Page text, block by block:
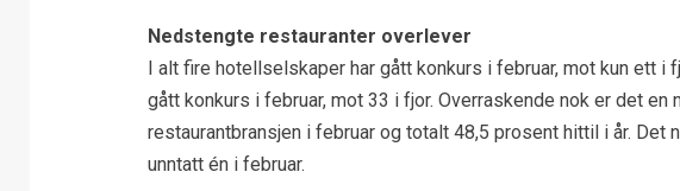
Nedstengte restauranter overlever
I alt fire hotellselskaper har gått konkurs i februar, mot kun ett i
gått konkurs i februar, mot 33 i fjor. Overraskende nok er det
restaurantbransjen i februar og totalt 48,5 prosent hittil i år. Det
unntatt én i februar.